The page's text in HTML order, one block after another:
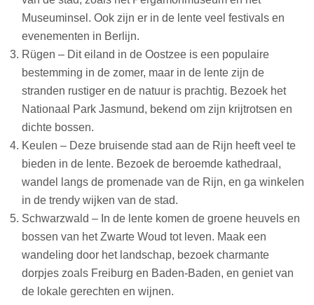
Museuminsel. Ook zijn er in de lente veel festivals en
evenementen in Berlijn.
Rügen – Dit eiland in de Oostzee is een populaire
bestemming in de zomer, maar in de lente zijn de
stranden rustiger en de natuur is prachtig. Bezoek het
Nationaal Park Jasmund, bekend om zijn krijtrotsen en
dichte bossen.
Keulen – Deze bruisende stad aan de Rijn heeft veel te
bieden in de lente. Bezoek de beroemde kathedraal,
wandel langs de promenade van de Rijn, en ga winkelen
in de trendy wijken van de stad.
Schwarzwald – In de lente komen de groene heuvels en
bossen van het Zwarte Woud tot leven. Maak een
wandeling door het landschap, bezoek charmante
dorpjes zoals Freiburg en Baden-Baden, en geniet van
de lokale gerechten en wijnen.